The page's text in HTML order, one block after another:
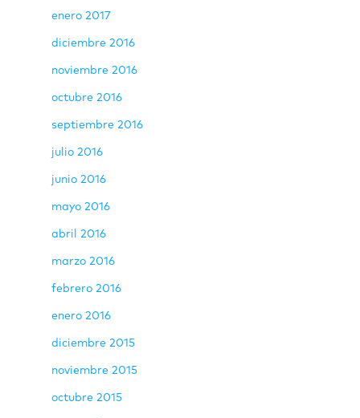
enero 2017
diciembre 2016
noviembre 2016
octubre 2016
septiembre 2016
julio 2016
junio 2016
mayo 2016
abril 2016
marzo 2016
febrero 2016
enero 2016
diciembre 2015
noviembre 2015
octubre 2015